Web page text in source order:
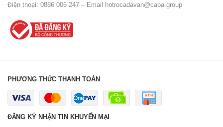
Điện thoại: 0886 006 247 – Email hotrocadavan@capa.group
PHƯƠNG THỨC THANH TOÁN
ĐĂNG KÝ NHẬN TIN KHUYẾN MẠI